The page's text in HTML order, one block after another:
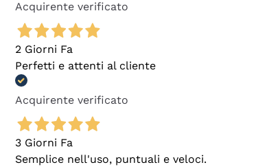
Acquirente verificato
2 Giorni Fa
Perfetti e attenti al cliente
Acquirente verificato
3 Giorni Fa
Semplice nell'uso, puntuali e veloci.